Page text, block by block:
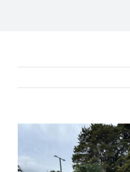
Image